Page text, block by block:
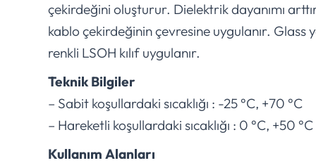
çekirdeğini oluşturur. Dielektrik dayanımı
kablo çekirdeğinin çevresine uygulanır. Glass
renkli LSOH kılıf uygulanır.
Teknik Bilgiler
– Sabit koşullardaki sıcaklığı : -25 °C, +70 °C
– Hareketli koşullardaki sıcaklığı : 0 °C, +50 °C
Kullanım Alanları